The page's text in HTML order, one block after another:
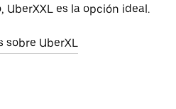
UberXXL es la opción ideal.
sobre UberXL